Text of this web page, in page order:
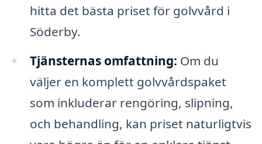
hitta det bästa priset för golvvård i
Söderby.
Tjänsternas omfattning: Om du
väljer en komplett golvvårdspaket
som inkluderar rengöring, slipning,
och behandling, kan priset naturligtvis